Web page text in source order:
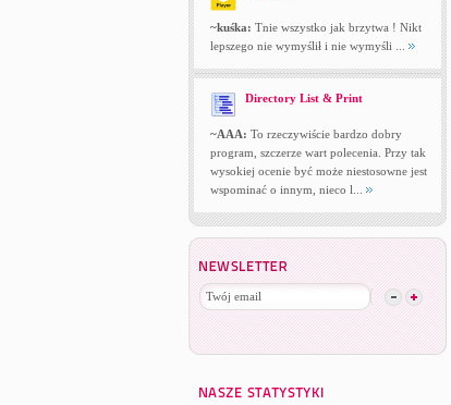
~kuśka: Tnie wszystko jak brzytwa ! Nikt
lepszego nie wymyślił i nie wymyśli ...
Directory List & Print
~AAA: To rzeczywiście bardzo dobry
program, szczerze wart polecenia. Przy tak
wysokiej ocenie być może niestosowne jest
wspominać o innym, nieco l...